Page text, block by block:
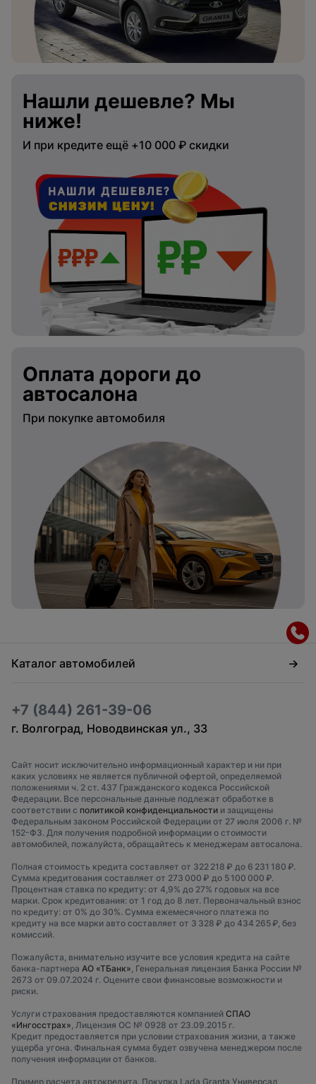
Нашли дешевле? Мы
ниже!
И при кредите ещё +10 000 ₽ скидки
Оплата дороги до
автосалона
При покупке автомобиля
Каталог автомобилей
+7 (844) 261-39-06
г. Волгоград, Новодвинская ул., 33
Сайт носит исключительно информационный характер и ни при
каких условиях не является публичной офертой, определяемой
положениями ч. 2 ст. 437 Гражданского кодекса Российской
Федерации. Все персональные данные подлежат обработке в
соответствии с политикой конфиденциальности и защищены
Федеральным законом Российской Федерации от 27 июля 2006 г. №
152-ФЗ. Для получения подробной информации о стоимости
автомобилей, пожалуйста, обращайтесь к менеджерам автосалона.
Полная стоимость кредита составляет от 322 218 ₽ до 6 231 180 ₽.
Сумма кредитования составляет от 273 000 ₽ до 5 100 000 ₽.
Процентная ставка по кредиту: от 4,9% до 27% годовых на все
марки. Срок кредитования: от 1 год до 8 лет. Первоначальный взнос
по кредиту: от 0% до 30%. Сумма ежемесячного платежа по
кредиту на все марки авто составляет от 3 328 ₽ до 434 265 ₽, без
комиссий.
Пожалуйста, внимательно изучите все условия кредита на сайте
банка-партнера АО «ТБанк», Генеральная лицензия Банка России №
2673 от 09.07.2024 г. Оцените свои финансовые возможности и
риски.
Услуги страхования предоставляются компанией СПАО
«Ингосстрах», Лицензия ОС № 0928 от 23.09.2015 г.
Кредит предоставляется при условии страхования жизни, а также
ущерба угона. Финальная сумма будет озвучена менеджером после
получения информации от банков.
Пример расчета автокредита. Покупка Lada Granta Универсал